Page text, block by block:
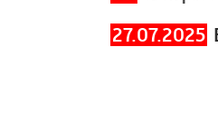
27.07.2025